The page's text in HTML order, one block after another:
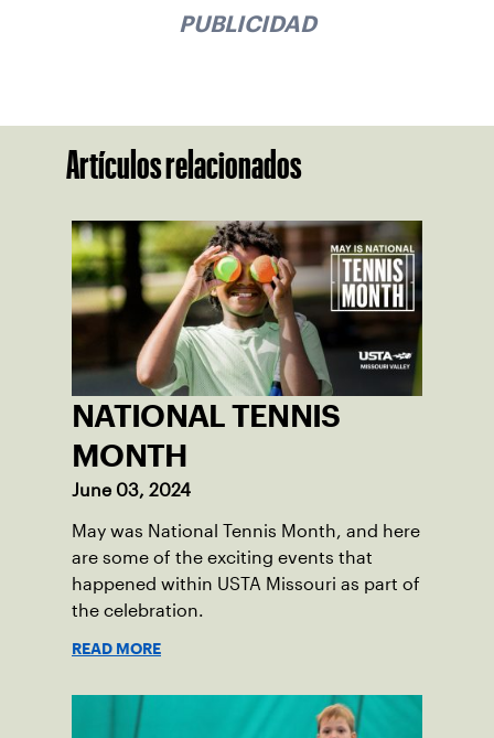
PUBLICIDAD
Artículos relacionados
NATIONAL TENNIS
MONTH
June 03, 2024
May was National Tennis Month, and here
are some of the exciting events that
happened within USTA Missouri as part of
the celebration.
READ MORE